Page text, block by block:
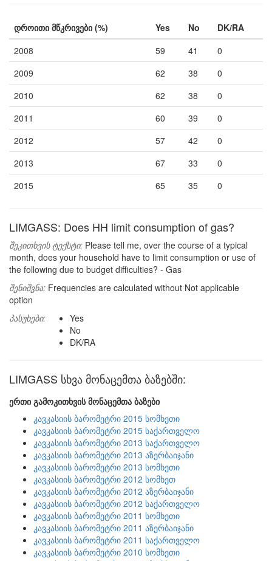
დროითი მწკრივები (%) Yes No
DK/RA
2008
59 41
0
2009
62 38
0
2010
62 38
0
2011
60 39
0
2012
57 42
0
2013
67 33
0
2015
65 35 0
LIMGASS: Does HH limit consumption of gas?
შეკითხვის ტექსტი: Please tell me, over the course of a typical
month, does your household have to limit consumption or use of
the following due to budget difficulties? - Gas
შენიშვნა: Frequencies are calculated without Not applicable
option
პასუხები:
Yes
No
DK/RA
LIMGASS სხვა მონაცემთა ბაზებში:
ერთი გამოკითხვის მონაცემთა ბაზები
კავკასიის ბარომეტრი 2015 სომხეთი
კავკასიის ბარომეტრი 2015 საქართველო
კავკასიის ბარომეტრი 2013 საქართველო
კავკასიის ბარომეტრი 2013 აზერბაიჯანი
კავკასიის ბარომეტრი 2013 სომხეთი
კავკასიის ბარომეტრი 2012 სომხეთ
კავკასიის ბარომეტრი 2012 აზერბაიჯანი
კავკასიის ბარომეტრი 2012 საქართველო
კავკასიის ბარომეტრი 2011 სომხეთი
კავკასიის ბარომეტრი 2011 აზერბაიჯანი
კავკასიის ბარომეტრი 2011 საქართველო
კავკასიის ბარომეტრი 2010 სომხეთი